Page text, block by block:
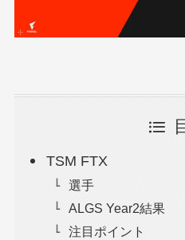
TSM FTX
選手
ALGS Year2結果
注目ポイント